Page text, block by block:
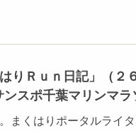
りＲｕｎ日記」（２
ンスポ千葉マリンマ
まくはりポータルライ